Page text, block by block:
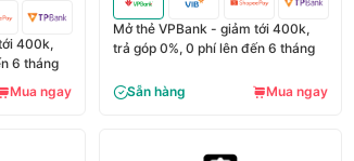
400k,
6 tháng
Mua ngay
Mở thẻ VPBank - giảm tới 400k,
trả góp 0%, 0 phí lên đến 6 tháng
Sẵn hàng Mua ngay